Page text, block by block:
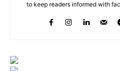
to keep readers informed with